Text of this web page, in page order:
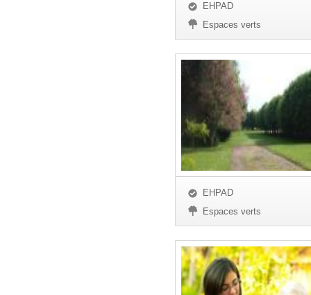
EHPAD
Espaces verts
EHPAD
Espaces verts